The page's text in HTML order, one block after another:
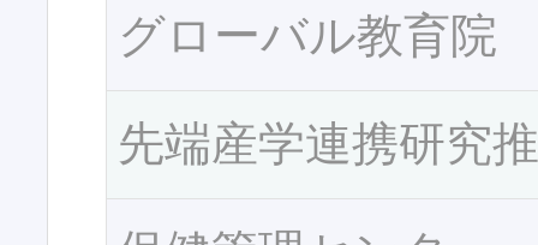
グローバル教育院
先端産学連携研究